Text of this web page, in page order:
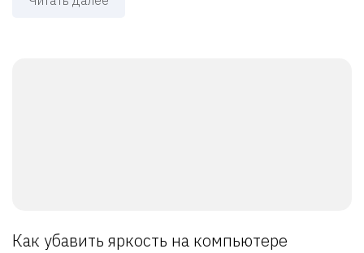
Как убавить яркость на компьютере